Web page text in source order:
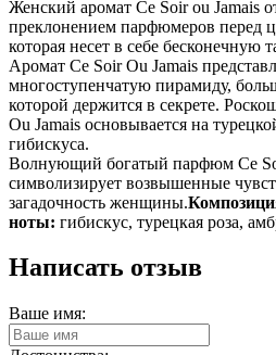
Женский аромат Ce Soir ou Jamais
преклонением парфюмеров перед
которая несет в себе бесконечную
Аромат Ce Soir Ou Jamais
многоступенчатую пирамиду,
которой держится в секрете.
Ou Jamais основывается на
гибискуса.
Волнующий богатый парфюм Ce
символизирует возвышенные
загадочность женщины.
ноты: гибискус, турецкая роза,
Написать отзыв
Ваше имя: